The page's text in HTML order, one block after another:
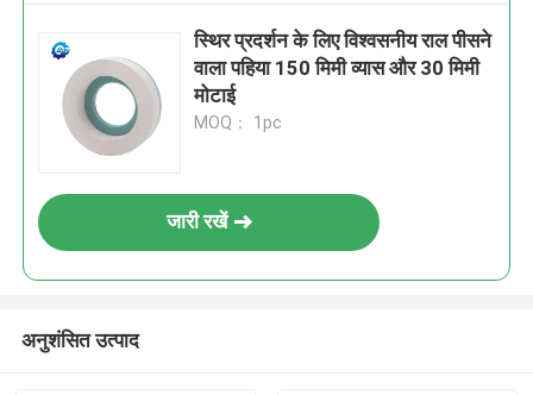
स्थिर प्रदर्शन के लिए विश्वसनीय राल पीसने
वाला पहिया 150 मिमी व्यास और 30 मिमी
मोटाई
MOQ： 1pc
जारी रखें
अनुशंसित उत्पाद